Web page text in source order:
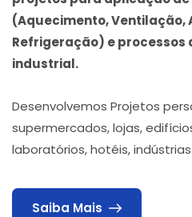
(Aquecimento, Ventilação,
Refrigeração) e processos
industrial.
Desenvolvemos Projetos
supermercados, lojas,
laboratórios, hotéis,
Saiba Mais